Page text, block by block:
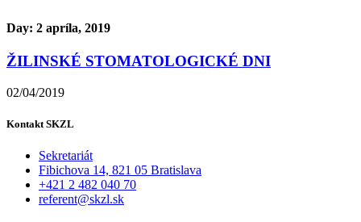
Day: 2 apríla, 2019
ŽILINSKÉ STOMATOLOGICKÉ DNI
02/04/2019
Kontakt SKZL
Sekretariát
Fibichova 14, 821 05 Bratislava
+421 2 482 040 70
referent@skzl.sk